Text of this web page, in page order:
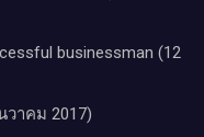
businessman (12
วาคม 2017)